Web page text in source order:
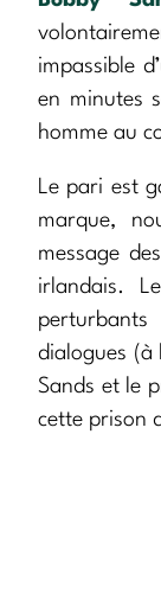
impassible
en minutes
homme au
Le pari est
marque,
message
irlandais.
dialogues (à
Sands et le
cette prison